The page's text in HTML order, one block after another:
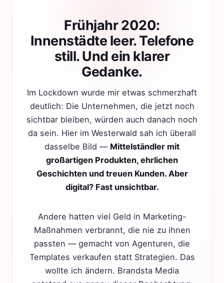
Frühjahr 2020:
Innenstädte leer. Telefone
still. Und ein klarer
Gedanke.
Im Lockdown wurde mir etwas schmerzhaft
deutlich: Die Unternehmen, die jetzt noch
sichtbar bleiben, würden auch danach noch
da sein. Hier im Westerwald sah ich überall
dasselbe Bild — Mittelständler mit
großartigen Produkten, ehrlichen
Geschichten und treuen Kunden. Aber
digital? Fast unsichtbar.
Andere hatten viel Geld in Marketing-
Maßnahmen verbrannt, die nie zu ihnen
passten — gemacht von Agenturen, die
Templates verkaufen statt Strategien. Das
wollte ich ändern. Brandsta Media